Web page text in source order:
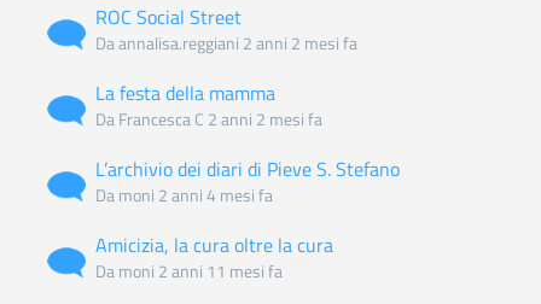
Discussione
normale
ROC Social Street
Daannalisa.reggiani 2 anni 2 mesi fa
Discussione
normale
La festa della mamma
Da Francesca C 2 anni 2 mesi fa
Discussione
normale
L’archivio dei diari di Pieve S. Stefano
Da moni 2 anni 4 mesi fa
Discussione
normale
Amicizia, la cura oltre la cura
Da moni 2 anni 11 mesi fa